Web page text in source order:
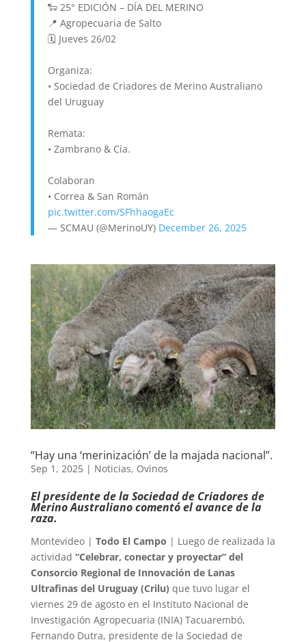
🐑 25° EDICIÓN – DÍA DEL MERINO
📍 Agropecuaria de Salto
🗓 Jueves 26/02
Organiza:
• Sociedad de Criadores de Merino Australiano
del Uruguay
Remata:
• Zambrano & Cía.
Colaboran
• Correa & San Román
pic.twitter.com/SFhhaogaEc
— SCMAU (@MerinoUY) December 26, 2025
“Hay una ‘merinización’ de la majada nacional”.
Sep 1, 2025| Noticias, Ovinos
El presidente de la Sociedad de Criadores de
Merino Australiano comentó el avance de la
raza.
Montevideo | Todo El Campo | Luego de realizada la
actividad “Celebrar, conectar y proyectar” del
Consorcio Regional de Innovación de Lanas
Ultrafinas del Uruguay (Crilu) que tuvo lugar el
viernes 29 de agosto en el Instituto Nacional de
Investigación Agropecuaria (INIA) Tacuarembó,
Fernando Dutra, presidente de la Sociedad de